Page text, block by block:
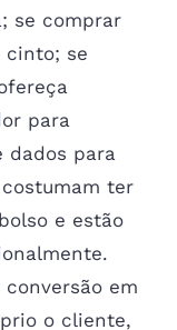
se comprar
cinto; se
para
dados para
ter
e estão
em
o cliente,